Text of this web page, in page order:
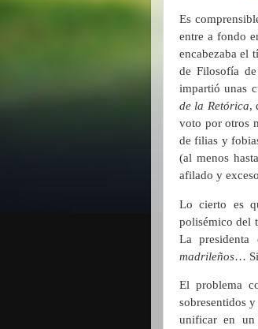
Es
entre a fondo
encabezaba el
de Filosofía
impartió unas
de la Retórica,
voto por otros
de filias y
(al menos
afilado y
Lo cierto es
polisémico del
La
madrileños… Si
El problema
sobresentidos
unificar en un